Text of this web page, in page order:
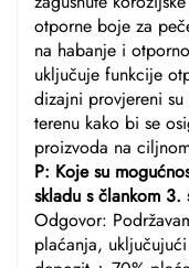
otporne boje za
na habanje i
uključuje funkcije
dizajni provjereni
terenu kako bi se
proizvoda na
P: Koje su
skladu s člankom 3.
Odgovor:
plaćanja,